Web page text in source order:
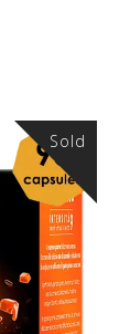
Sold